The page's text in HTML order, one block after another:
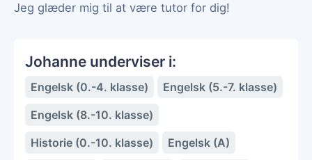
Jeg glæder mig til at være tutor for dig!
Johanne underviser i:
Engelsk (0.-4. klasse)
Engelsk (5.-7. klasse)
Engelsk (8.-10. klasse)
Historie (0.-10. klasse)
Engelsk (A)